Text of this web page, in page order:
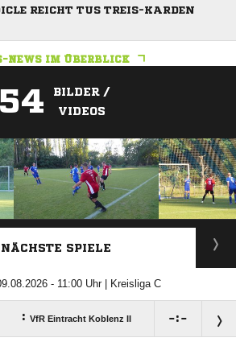
REICHT TUS TREIS-KARDEN
NEWS IM ÜBERBLICK
54
BILDER /
VIDEOS
ANZEIGE
NÄCHSTE SPIELE
- 11:00 Uhr | Kreisliga C
: VfR Eintracht Koblenz II :